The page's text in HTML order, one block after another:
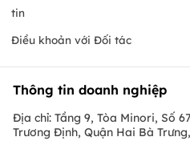
tin
Điều khoản với Đối tác
Thông tin doanh nghiệp
Địa chỉ: Tầng 9, Tòa Minori, Số
Trương Định, Quận Hai Bà